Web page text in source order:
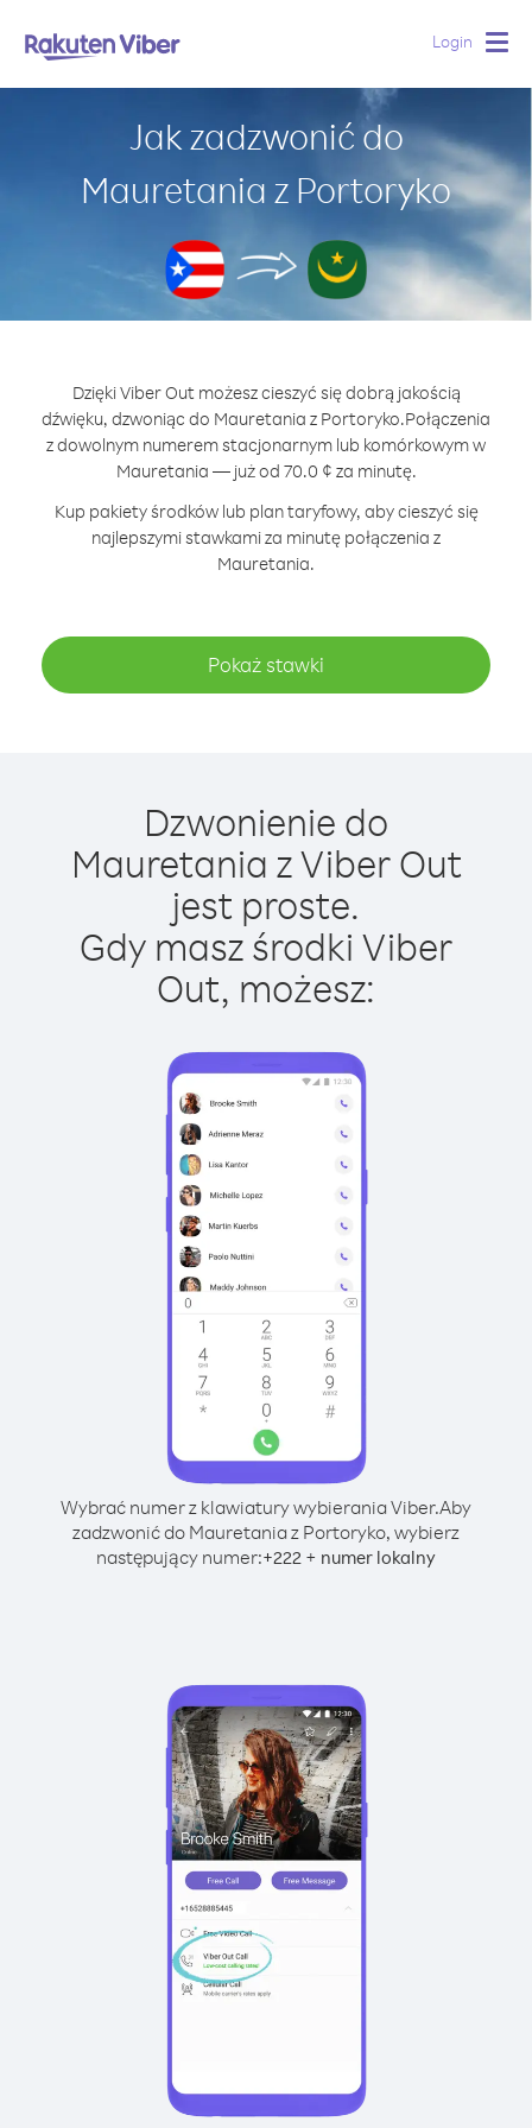
Login
Jak zadzwonić do
Mauretania z Portoryko
Dzięki Viber Out możesz cieszyć się dobrą jakością
dźwięku, dzwoniąc do Mauretania z Portoryko.Połączenia
z dowolnym numerem stacjonarnym lub komórkowym w
Mauretania — już od 70.0 ¢ za minutę.
Kup pakiety środków lub plan taryfowy, aby cieszyć się
najlepszymi stawkami za minutę połączenia z
Mauretania.
Pokaż stawki
Dzwonienie do
Mauretania z Viber Out
jest proste.
Gdy masz środki Viber
Out, możesz:
Wybrać numer z klawiatury wybierania Viber.Aby
zadzwonić do Mauretania z Portoryko, wybierz
następujący numer:+222 + numer lokalny